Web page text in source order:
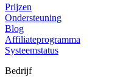
Prijzen
Ondersteuning
Blog
Affiliateprogramma
Systeemstatus
Bedrijf